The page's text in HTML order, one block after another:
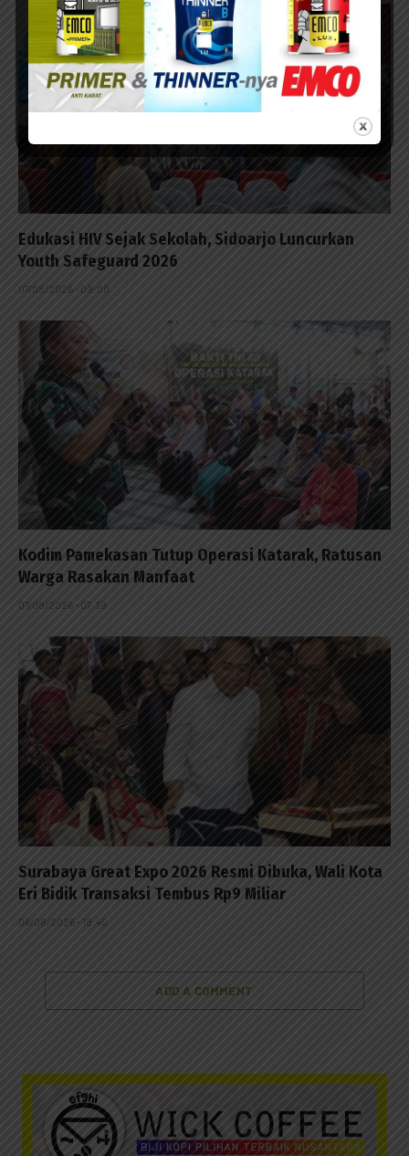
Edukasi HIV Sejak Sekolah, Sidoarjo Luncurkan
Youth Safeguard 2026
07/08/2026 - 09:00
Kodim Pamekasan Tutup Operasi Katarak, Ratusan
Warga Rasakan Manfaat
07/08/2026 - 07:39
Surabaya Great Expo 2026 Resmi Dibuka, Wali Kota
Eri Bidik Transaksi Tembus Rp9 Miliar
06/08/2026 - 18:45
ADD A COMMENT